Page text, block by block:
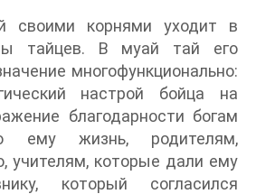
своими корнями уходит в
тайцев. В муай тай его
многофункционально:
настрой бойца на
благодарности богам
ему жизнь, родителям,
учителям, которые дали ему
который согласился